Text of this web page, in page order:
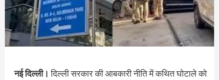
नई दिल्ली।दिल्ली सरकार की आबकारी नीति में कथित घोटाले को